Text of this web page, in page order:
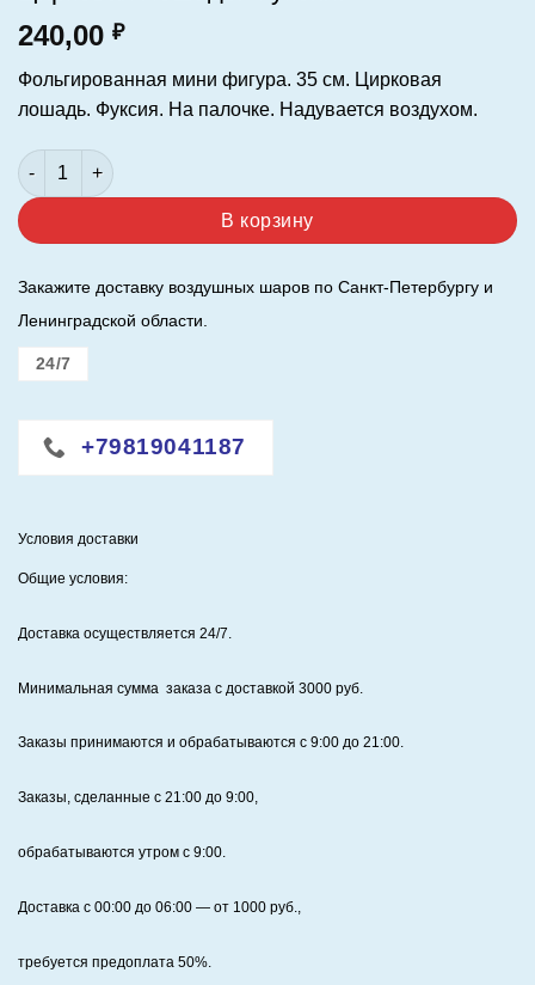
240,00 ₽
Фольгированная мини фигура. 35 см. Цирковая
лошадь. Фуксия. На палочке. Надувается воздухом.
Количество товара Шар (14"/35 см. ) Фигура-мини .
В корзину
Закажите доставку воздушных шаров по Санкт-Петербургу и
Ленинградской области.
24/7
+79819041187
Условия доставки
Общие условия:
Доставка осуществляется 24/7.
Минимальная сумма заказа с доставкой 3000 руб.
Заказы принимаются и обрабатываются с 9:00 до 21:00.
Заказы, сделанные с 21:00 до 9:00,
обрабатываются утром с 9:00.
Доставка с 00:00 до 06:00 — от 1000 руб.,
требуется предоплата 50%